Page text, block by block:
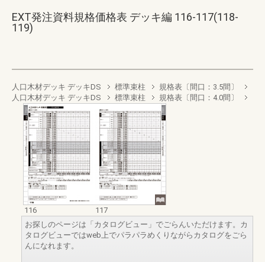
EXT発注資料規格価格表 デッキ編 116-117(118-
119)
人口木材デッキ デッキDS 標準束柱
規格表〔間口：3.5間〕
人口木材デッキ デッキDS
標準束柱 規格表〔間口：4.0間〕
116
117
お探しのページは「カタログビュー」でごらんいただけます。カ
タログビューではweb上でパラパラめくりながらカタログをごら
んになれます。